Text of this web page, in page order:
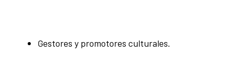
Gestores y promotores culturales.